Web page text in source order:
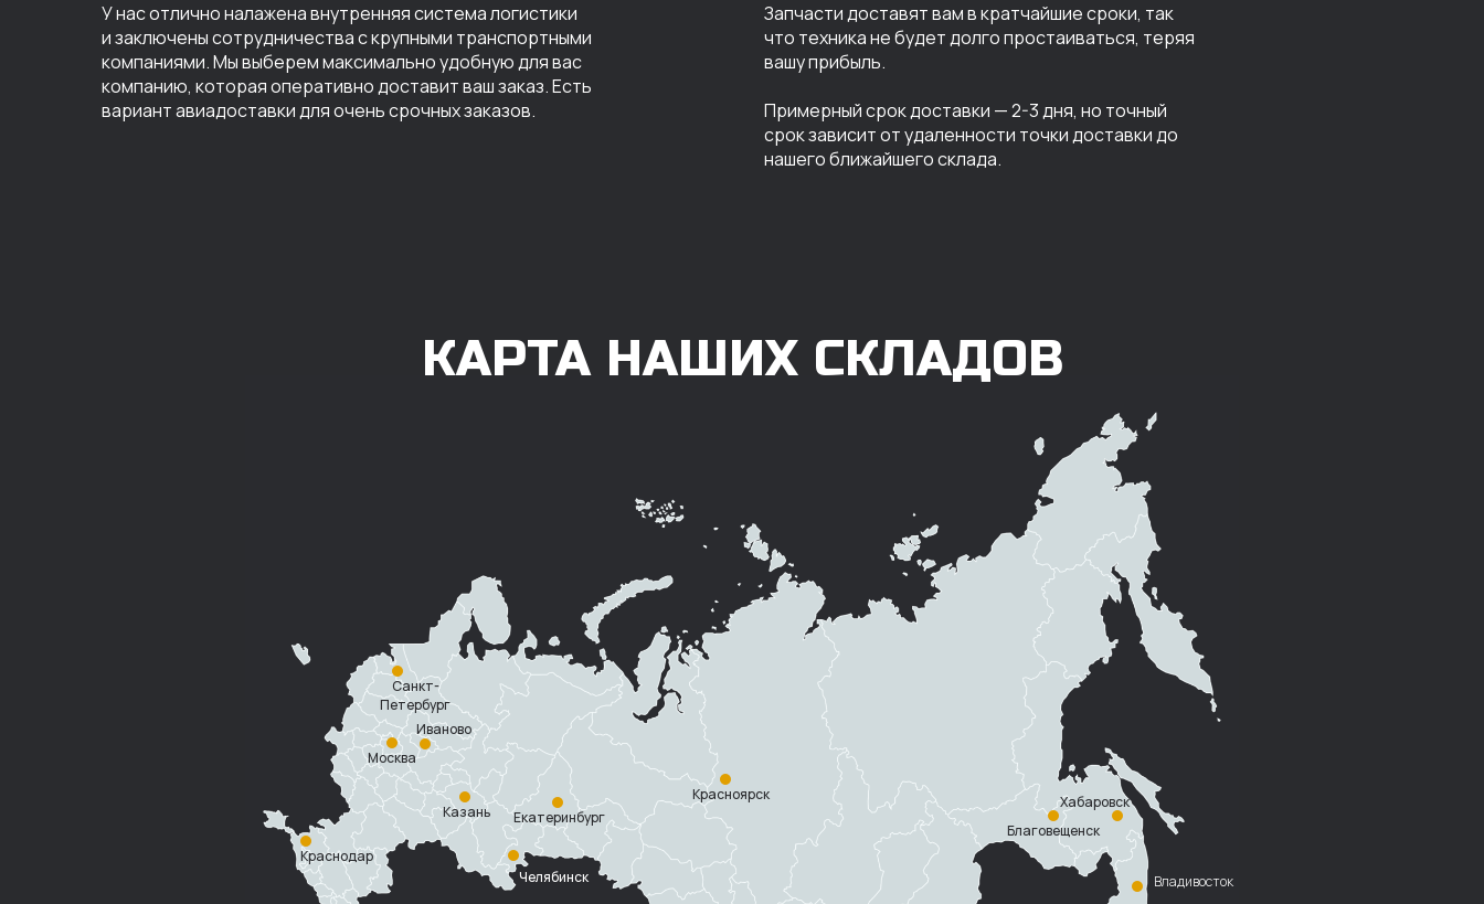
У нас отлично налажена внутренняя система логистики
и заключены сотрудничества с крупными транспортными
компаниями. Мы выберем максимально удобную для вас
компанию, которая оперативно доставит ваш заказ. Есть
вариант авиадоставки для очень срочных заказов.
Запчасти доставят вам в кратчайшие сроки, так
что техника не будет долго простаиваться, теряя
вашу прибыль.
Примерный срок доставки — 2-3 дня, но точный
срок зависит от удаленности точки доставки до
нашего ближайшего склада.
Владивосток
Благовещенск
Хабаровск
Краснодар
Москва
Санкт-
Петербург
Иваново
Казань Екатеринбург
Красноярск
Челябинск
КАРТА НАШИХ СКЛАДОВ